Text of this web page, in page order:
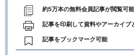
約5万本の無料会員記事が閲覧可能
記事を印刷して資料やアーカイブ
記事をブックマーク可能